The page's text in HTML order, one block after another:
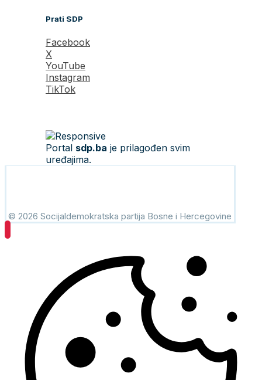
Prati SDP
Facebook
X
YouTube
Instagram
TikTok
Portal sdp.ba je prilagođen svim
uređajima.
© 2026 Socijaldemokratska partija Bosne i Hercegovine